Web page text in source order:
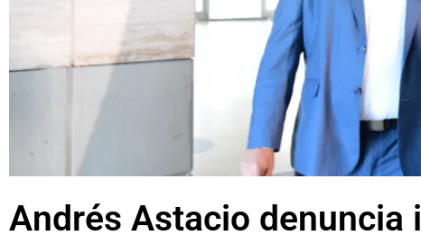
Andrés Astacio denuncia